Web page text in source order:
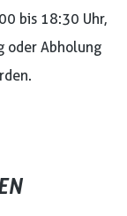
bis 18:30 Uhr,
oder Abholung